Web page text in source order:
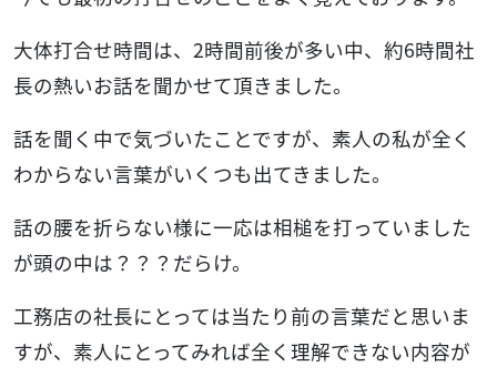
大体打合せ時間は、2時間前後が多い中、約6時間社
長の熱いお話を聞かせて頂きました。
話を聞く中で気づいたことですが、素人の私が全く
わからない言葉がいくつも出てきました。
話の腰を折らない様に一応は相槌を打っていました
が頭の中は？？？だらけ。
工務店の社長にとっては当たり前の言葉だと思いま
すが、素人にとってみれば全く理解できない内容が